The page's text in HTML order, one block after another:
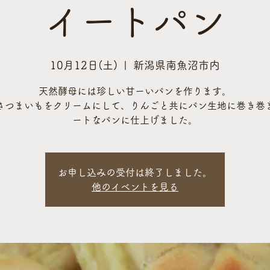
イートパン
10月12日(土) 新潟県南魚沼市内
天然酵母には珍しい甘ーいパンを作ります。
つまいもをクリームにして、りんごと共にパン生地に巻き巻
ートなパンに仕上げました。
お申し込みの受付は終了しました。
他のイベントを見る